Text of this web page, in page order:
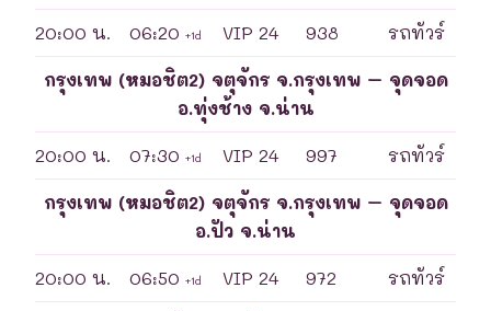
20:00 น. 06:20 +1d VIP 24 938 รถทัวร์
กรุงเทพ (หมอชิต2) จตุจักร จ.กรุงเทพ – จุดจอด
อ.ทุ่งช้าง จ.น่าน
20:00 น. 07:30 +1d VIP 24 997 รถทัวร์
กรุงเทพ (หมอชิต2) จตุจักร จ.กรุงเทพ – จุดจอด
อ.ปัว จ.น่าน
20:00 น. 06:50 +1d VIP 24 972 รถทัวร์